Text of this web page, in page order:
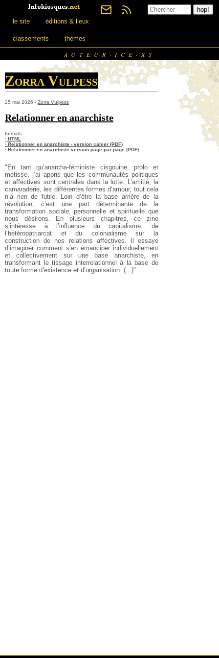
le site éditions & lieux
classements thèmes
AUTEUR·ICE·XS
Zorra Vulpess
25 mai 2026 - Zorra Vulpess
Relationner en anarchiste
formats:
· HTML
· Relationner en anarchiste - version cahier (PDF)
· Relationner en anarchiste version page par page (PDF)
"En tant qu’anarcha-féministe cisgouine, prolo et
métisse, j’ai appris que les communautés politiques
et affectives sont centrales dans la lutte. L’amitié, la
camaraderie, les différentes formes d’amour, tout cela
n’a rien de futile. Loin d’être la base arrière de la
révolution, c’est une part déterminante de la
transformation sociale, personnelle et spirituelle que
nous désirons. En plusieurs chapitres, ce zine
s’intéresse à l’influence du capitalisme, de
l’hétéropatriarcat et du colonialisme sur la
construction de nos relations affectives. Il essaye
d’imaginer comment s’en émanciper individuellement
et collectivement sur une base anarchiste, en
transformant le tissage interrelationnel à la base de
toute forme d’existence et d’organisation. (...)"